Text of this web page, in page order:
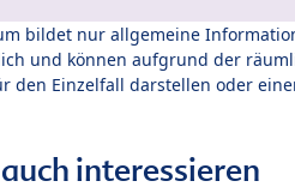
bildet nur allgemeine
und können aufgrund der
den Einzelfall darstellen oder
interessieren